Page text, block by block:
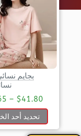
بجايم
$41.80
–
تحديد أحد